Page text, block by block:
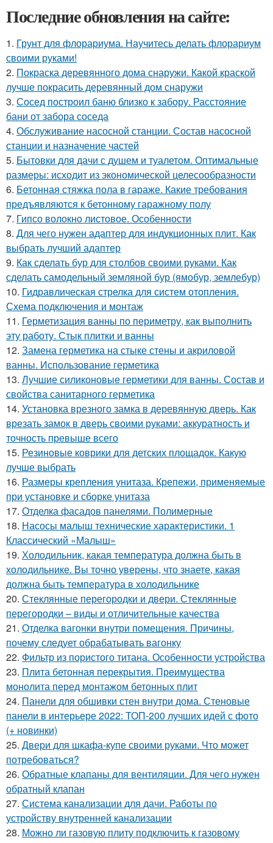
Последние обновления на сайте:
1. Грунт для флорариума. Научитесь делать флорариум
своими руками!
2. Покраска деревянного дома снаружи. Какой краской
лучше покрасить деревянный дом снаружи
3. Сосед построил баню близко к забору. Расстояние
бани от забора соседа
4. Обслуживание насосной станции. Состав насосной
станции и назначение частей
5. Бытовки для дачи с душем и туалетом. Оптимальные
размеры: исходит из экономической целесообразности
6. Бетонная стяжка пола в гараже. Какие требования
предъявляются к бетонному гаражному полу
7. Гипсо волокно листовое. Особенности
8. Для чего нужен адаптер для индукционных плит. Как
выбрать лучший адаптер
9. Как сделать бур для столбов своими руками. Как
сделать самодельный земляной бур (ямобур, землебур)
10. Гидравлическая стрелка для систем отопления.
Схема подключения и монтаж
11. Герметизация ванны по периметру, как выполнить
эту работу. Стык плитки и ванны
12. Замена герметика на стыке стены и акриловой
ванны. Использование герметика
13. Лучшие силиконовые герметики для ванны. Состав и
свойства санитарного герметика
14. Установка врезного замка в деревянную дверь. Как
врезать замок в дверь своими руками: аккуратность и
точность превыше всего
15. Резиновые коврики для детских площадок. Какую
лучше выбрать
16. Размеры крепления унитаза. Крепежи, применяемые
при установке и сборке унитаза
17. Отделка фасадов панелями. Полимерные
18. Насосы малыш технические характеристики. 1
Классический «Малыш»
19. Холодильник, какая температура должна быть в
холодильнике. Вы точно уверены, что знаете, какая
должна быть температура в холодильнике
20. Стеклянные перегородки и двери. Стеклянные
перегородки – виды и отличительные качества
21. Отделка вагонки внутри помещения. Причины,
почему следует обрабатывать вагонку
22. Фильтр из пористого титана. Особенности устройства
23. Плита бетонная перекрытия. Преимущества
монолита перед монтажом бетонных плит
24. Панели для обшивки стен внутри дома. Стеновые
панели в интерьере 2022: ТОП-200 лучших идей с фото
(+ новинки)
25. Двери для шкафа-купе своими руками. Что может
потребоваться?
26. Обратные клапаны для вентиляции. Для чего нужен
обратный клапан
27. Система канализации для дачи. Работы по
устройству внутренней канализации
28. Можно ли газовую плиту подключить к газовому